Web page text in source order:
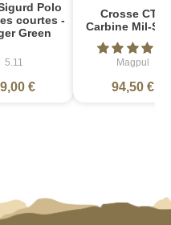
Polo
courtes -
Green
5.11
€
Crosse CTR
Carbine Mil-
Magpul
94,50 €